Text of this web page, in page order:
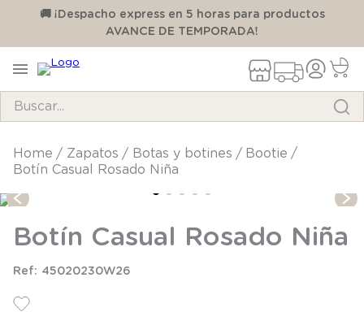
🚚 ¡Despacho express en 5 horas para productos
AVANCE DE TEMPORADA!
zapatos botas y botines
bootie
Botín Casual Rosado Niña
Botín Casual Rosado Niña
45020230W26
TÉRMINOS MÁS BUSCADOS
3.
zapatillas
4.
body